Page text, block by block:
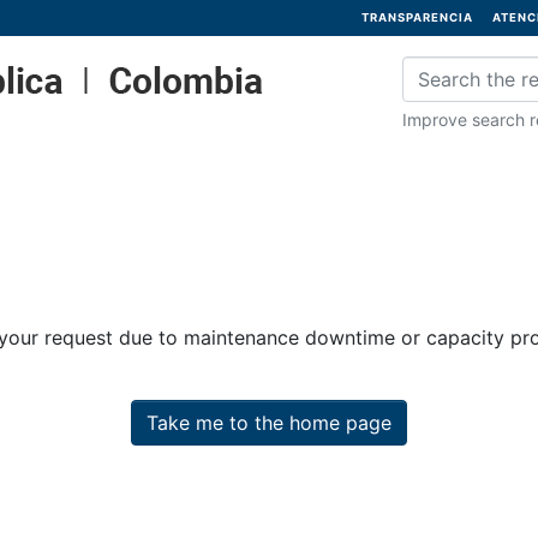
TRANSPARENCIA
Improve search
request due to maintenance downtime or capacity
Take me to the home page